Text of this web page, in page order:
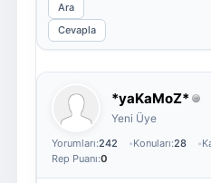
Ara
Cevapla
*yaKaMoZ*
Yeni Üye
Yorumları:242 Konuları:28
Rep Puanı:0